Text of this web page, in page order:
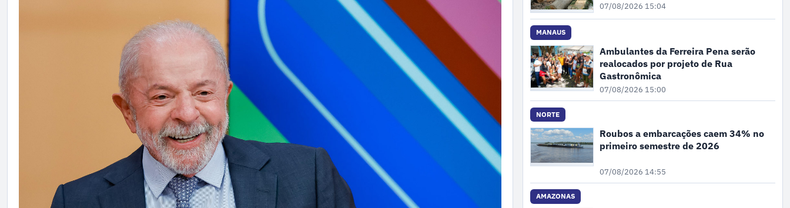
07/08/2026 15:04
MANAUS
Ambulantes da Ferreira Pena serão
realocados por projeto de Rua
Gastronômica
07/08/2026 15:00
NORTE
Roubos a embarcações caem 34% no
primeiro semestre de 2026
07/08/2026 14:55
AMAZONAS